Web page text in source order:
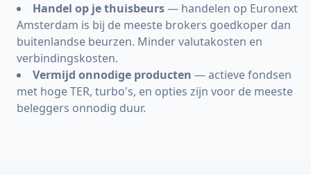
Handel op je thuisbeurs— handelen op Euronext
Amsterdam is bij de meeste brokers goedkoper dan
buitenlandse beurzen. Minder valutakosten en
verbindingskosten.
Vermijd onnodige producten — actieve fondsen
met hoge TER, turbo's, en opties zijn voor de meeste
beleggers onnodig duur.